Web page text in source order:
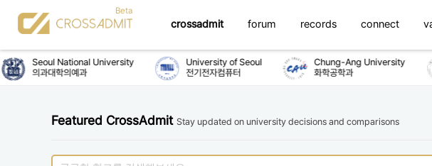
crossadmit forum records connect
Seoul National University
의과대학의예과
University of Seoul
전기전자컴퓨터
Chung-Ang University
화학공학과
Featured CrossAdmit Stay updated on university decisions and comparisons